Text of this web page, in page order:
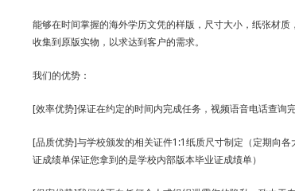
能够在时间掌握的海外学历文凭的样版，尺寸大小，纸张材质
收集到原版实物，以求达到客户的需求。
我们的优势：
[效率优势]保证在约定的时间内完成任务，视频语音电话查询完
[品质优势]与学校颁发的相关证件1:1纸质尺寸制定（定期向各
证成绩单保证您拿到的是学校内部版本毕业证成绩单）